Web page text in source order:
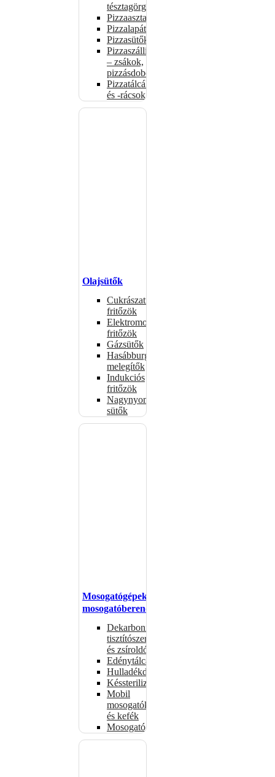
tésztagörgők
Pizzaasztalok
Pizzalapátok
Pizzasütők
Pizzaszállítás
– zsákok,
pizzásdobozok
Pizzatálcák
és -rácsok
Olajsütők
Cukrászati
fritőzök
Elektromos
fritőzök
Gázsütők
Hasábburgonya
melegítők
Indukciós
fritőzök
Nagynyomású
sütők
Mosogatógépek,
mosogatóberendezések
Dekarbonizáló
tisztítószerek
és zsíroldók
Edénytálcák
Hulladékdarálók
Késsterilizátorok
Mobil
mosogatók
és kefék
Mosogatógépkosarak